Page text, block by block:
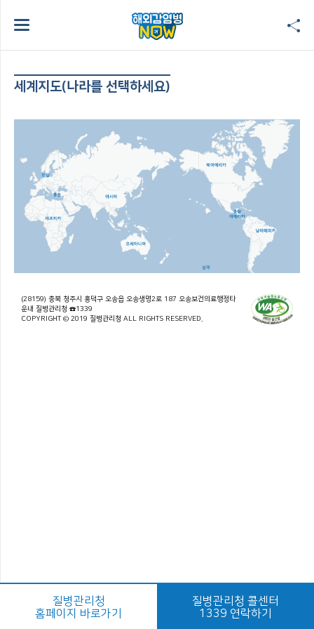
세계지도(나라를 선택하세요)
(28159) 충북 청주시 흥덕구 오송읍 오송생명2로 187 오송보건의료행정타
운내 질병관리청 ☎1339
COPYRIGHT © 2019 질병관리청 ALL RIGHTS RESERVED.
질병관리청
홈페이지 바로가기
질병관리청 콜센터
1339 연락하기